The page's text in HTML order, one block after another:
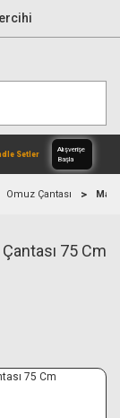
Alışverişe
Omuz Çantası
75 Cm